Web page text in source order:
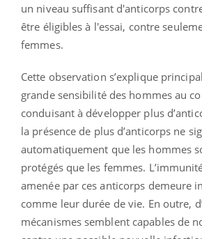
un niveau suffisant d'anticorps
être éligibles à l'essai, contre
femmes.
Cette observation s’explique
grande sensibilité des hommes au
conduisant à développer plus
la présence de plus d’anticorps ne
automatiquement que les hommes
protégés que les femmes.
amenée par ces anticorps demeure
comme leur durée de vie. En outre,
mécanismes semblent capables de